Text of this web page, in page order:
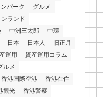
パーク
グルメ
ンランド
中洲三太郎
中環
日本 日本人
旧正月
運用
資産運用コラム
ルメ
香港国際空港
香港在住
観光
香港警察